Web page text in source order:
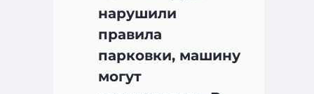
нарушили
правила
парковки, машину
могут